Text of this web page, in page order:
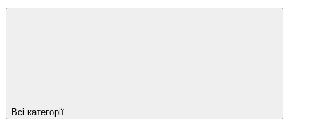
Всі категорії